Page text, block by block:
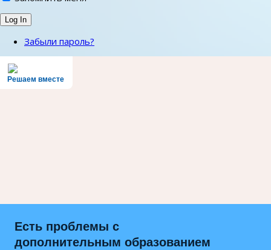
Забыли пароль?
Решаем вместе
Есть проблемы с
дополнительным образованием